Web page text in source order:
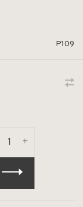
P109
+